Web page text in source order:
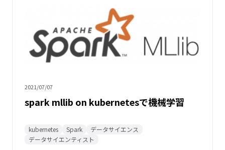
2021/07/07
spark mllib on kubernetesで機械学習
kubernetes Spark
データサイエンス
データサイエンティスト